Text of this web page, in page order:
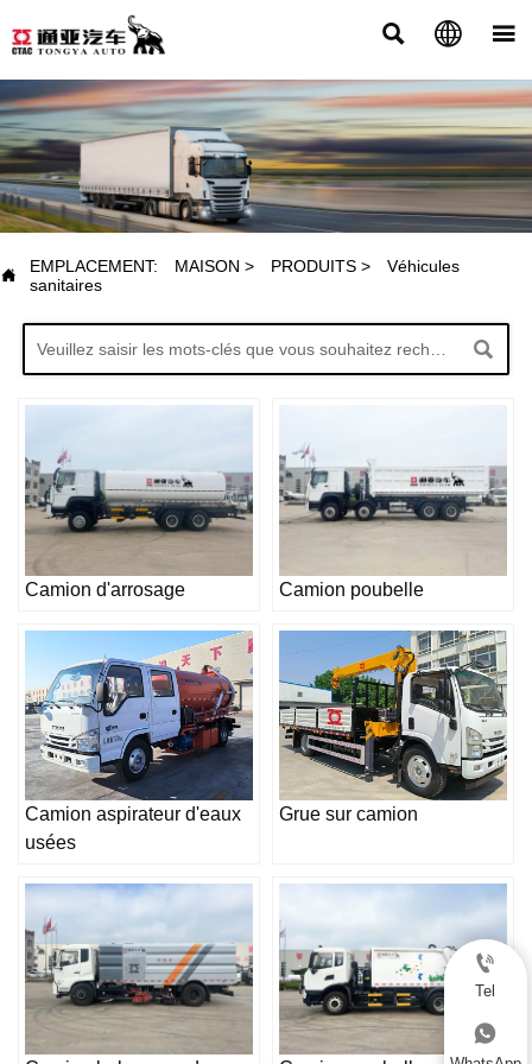
  
PRODUITS
 EMPLACEMENT: MAISON > PRODUITS >
Véhicules
sanitaires

Camion d'arrosage Camion poubelle
Camion aspirateur d'eaux
usées
Grue sur camion

Tel
